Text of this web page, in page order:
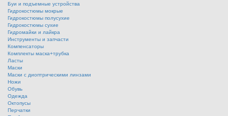
Буи и подъемные устройства
Гидрокостюмы мокрые
Гидрокостюмы полусухие
Гидрокостюмы сухие
Гидромайки и лайкра
Инструменты и запчасти
Компенсаторы
Комплекты маска+трубка
Ласты
Маски
Маски с диоптрическими линзами
Ножи
Обувь
Одежда
Октопусы
Перчатки